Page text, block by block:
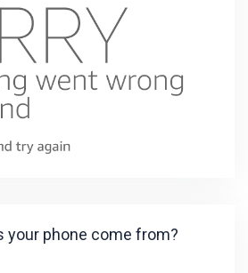
your phone come from?